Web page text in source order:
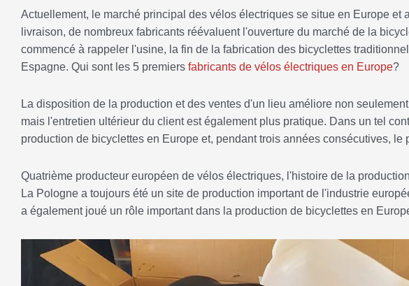
Actuellement, le marché principal des vélos électriques se situe en Europe et
livraison, de nombreux fabricants réévaluent l'ouverture du marché de la
commencé à rappeler l'usine, la fin de la fabrication des bicyclettes
Espagne. Qui sont les 5 premiers fabricants de vélos électriques en Europe?
La disposition de la production et des ventes d'un lieu améliore non
mais l'entretien ultérieur du client est également plus pratique. Dans un tel
production de bicyclettes en Europe et, pendant trois années consécutives,
Quatrième producteur européen de vélos électriques, l'histoire de la
La Pologne a toujours été un site de production important de l'industrie
a également joué un rôle important dans la production de bicyclettes en